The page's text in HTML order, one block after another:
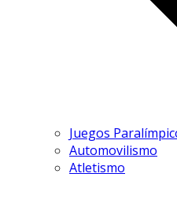
Juegos
Automovilismo
Atletismo